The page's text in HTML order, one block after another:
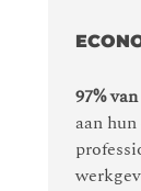
97%
aan